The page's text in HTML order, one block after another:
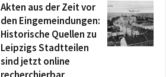
Akten aus der Zeit vor
den Eingemeindungen:
Historische Quellen zu
Leipzigs Stadtteilen
sind jetzt online